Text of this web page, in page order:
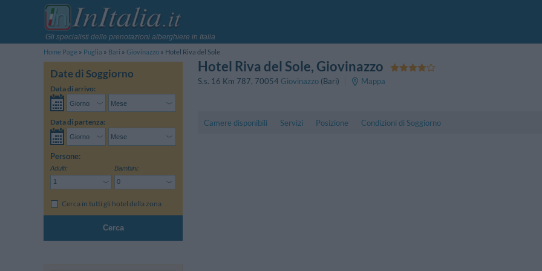
Gli specialisti delle prenotazioni alberghiere in Italia
Home Page
Puglia Bari Giovinazzo Hotel Riva del Sole
Date di Soggiorno
Data di arrivo:
Data di partenza:
Persone:
Adulti: Bambini:
Cerca in tutti gli hotel della zona
Cerca
Hotel Riva del Sole, Giovinazzo
S.s. 16 Km 787, 70054 Giovinazzo (Bari) Mappa
Camere disponibili Servizi Posizione Condizioni di Soggiorno